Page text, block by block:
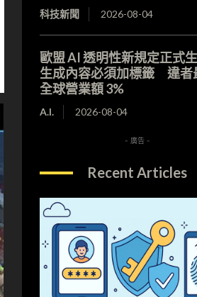
科技新聞 2026-08-04
歐盟 AI 透明性新規定正式
生成內容必須加標籤 違者
全球營業額 3%
A.I. 2026-08-04
- 廣告 -
Recent Articles